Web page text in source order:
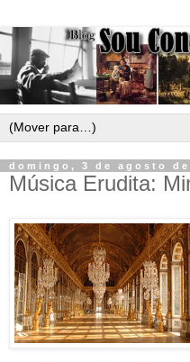
domingo, 3 de agosto de
Música Erudita: